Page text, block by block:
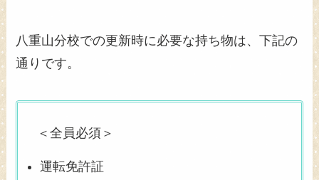
八重山分校での更新時に必要な持ち物は、下記の
通りです。
＜全員必須＞
運転免許証